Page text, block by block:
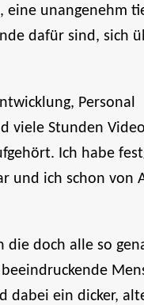
eine unangenehm
dafür sind, sich
Personal
viele Stunden
Ich habe
und ich schon von
die doch alle so
dabei ein dicker,